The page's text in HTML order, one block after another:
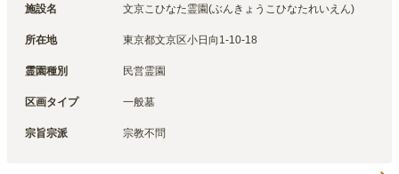
施設名 文京こひなた霊園(ぶんきょうこひなたれいえん)
所在地 東京都文京区小日向1-10-18
霊園種別 民営霊園
区画タイプ 一般墓
宗旨宗派 宗教不問